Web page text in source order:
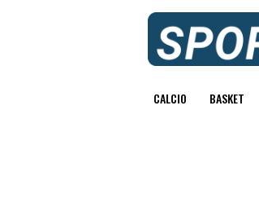
CALCIO BASKET